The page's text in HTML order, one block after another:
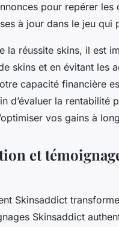
pour repérer
à jour dans le jeu
la réussite skins, il est
skins et en évitant les
capacité financière
d’évaluer la rentabilité
vos gains à
et
Skinsaddict
Skinsaddict